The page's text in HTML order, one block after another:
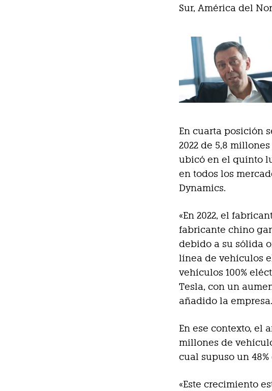
Sur, América del
En cuarta posición
2022 de 5,8
ubicó en el quinto
en todos los
Dynamics.
«En 2022, el
fabricante chino
debido a su sólida
línea de vehículos
vehículos 100%
Tesla, con un
añadido la empresa.
En ese contexto, el
millones de
cual supuso un
«Este crecimiento